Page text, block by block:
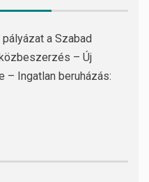
a Szabad
– Új
Ingatlan beruházás: